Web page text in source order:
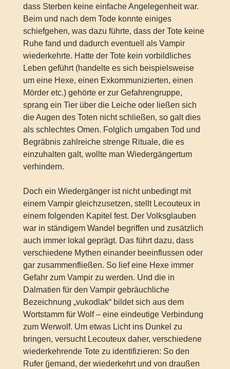
dass Sterben keine einfache Angelegenheit war.
Beim und nach dem Tode konnte einiges
schiefgehen, was dazu führte, dass der Tote keine
Ruhe fand und dadurch eventuell als Vampir
wiederkehrte. Hatte der Tote kein vorbildliches
Leben geführt (handelte es sich beispielsweise
um eine Hexe, einen Exkommunizierten, einen
Mörder etc.) gehörte er zur Gefahrengruppe,
sprang ein Tier über die Leiche oder ließen sich
die Augen des Toten nicht schließen, so galt dies
als schlechtes Omen. Folglich umgaben Tod und
Begräbnis zahlreiche strenge Rituale, die es
einzuhalten galt, wollte man Wiedergängertum
verhindern.
Doch ein Wiedergänger ist nicht unbedingt mit
einem Vampir gleichzusetzen, stellt Lecouteux in
einem folgenden Kapitel fest. Der Volksglauben
war in ständigem Wandel begriffen und zusätzlich
auch immer lokal geprägt. Das führt dazu, dass
verschiedene Mythen einander beeinflussen oder
gar zusammenfließen. So lief eine Hexe immer
Gefahr zum Vampir zu werden. Und die in
Dalmatien für den Vampir gebräuchliche
Bezeichnung „vukodlak“ bildet sich aus dem
Wortstamm für Wolf – eine eindeutige Verbindung
zum Werwolf. Um etwas Licht ins Dunkel zu
bringen, versucht Lecouteux daher, verschiedene
wiederkehrende Tote zu identifizieren: So den
Rufer (jemand, der wiederkehrt und von draußen